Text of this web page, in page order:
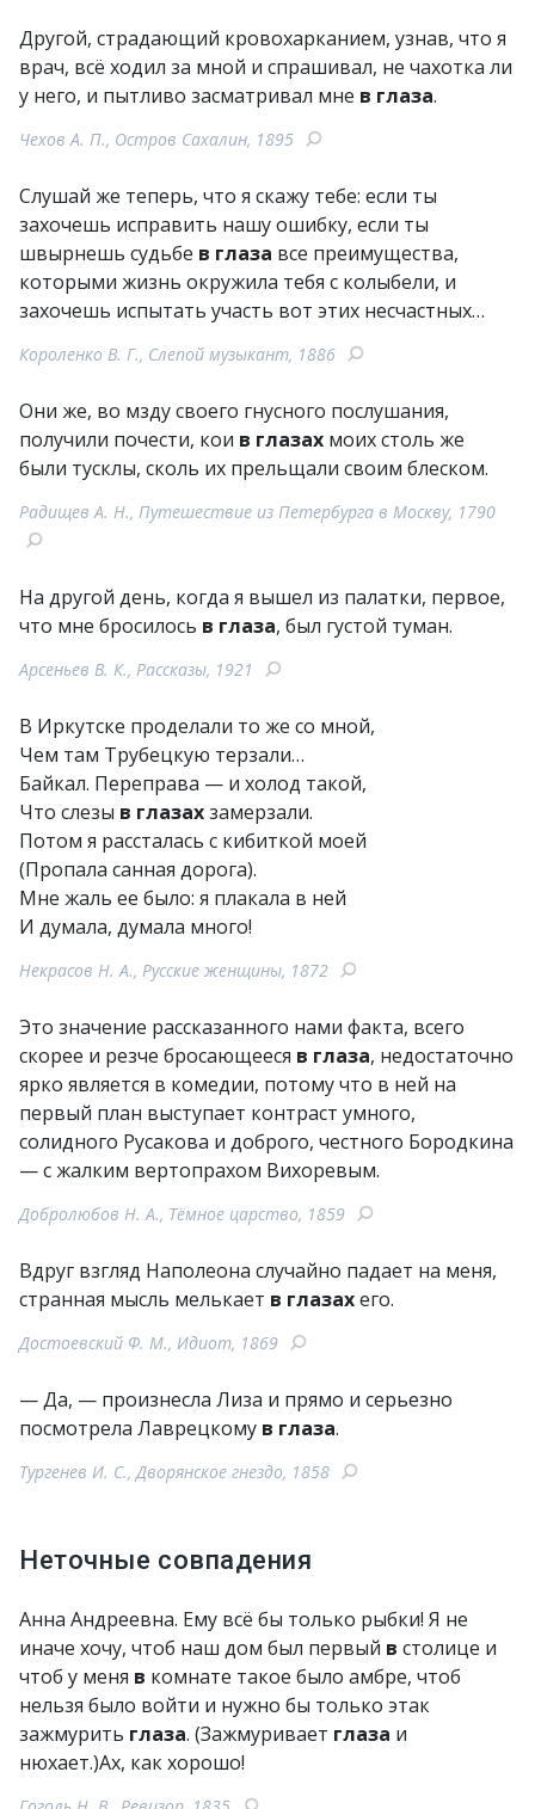
Другой, страдающий кровохарканием, узнав, что я
врач, всё ходил за мной и спрашивал, не чахотка ли
у него, и пытливо засматривал мне в глаза.
Чехов А. П., Остров Сахалин, 1895
Слушай же теперь, что я скажу тебе: если ты
захочешь исправить нашу ошибку, если ты
швырнешь судьбе в глаза все преимущества,
которыми жизнь окружила тебя с колыбели, и
захочешь испытать участь вот этих несчастных…
Короленко В. Г., Слепой музыкант, 1886
Они же, во мзду своего гнусного послушания,
получили почести, кои в глазах моих столь же
были тусклы, сколь их прельщали своим блеском.
Радищев А. Н., Путешествие из Петербурга в Москву, 1790
На другой день, когда я вышел из палатки, первое,
что мне бросилось в глаза, был густой туман.
Арсеньев В. К., Рассказы, 1921
В Иркутске проделали то же со мной,
Чем там Трубецкую терзали…
Байкал. Переправа — и холод такой,
Что слезы в глазахзамерзали.
Потом я рассталась с кибиткой моей
(Пропала санная дорога).
Мне жаль ее было: я плакала в ней
И думала, думала много!
Некрасов Н. А., Русские женщины, 1872
Это значение рассказанного нами факта, всего
скорее и резче бросающееся в глаза, недостаточно
ярко является в комедии, потому что в ней на
первый план выступает контраст умного,
солидного Русакова и доброго, честного Бородкина
— с жалким вертопрахом Вихоревым.
Добролюбов Н. А., Тёмное царство, 1859
Вдруг взгляд Наполеона случайно падает на меня,
странная мысль мелькает в глазахего.
Достоевский Ф. М., Идиот, 1869
— Да, — произнесла Лиза и прямо и серьезно
посмотрела Лаврецкому в глаза.
Тургенев И. С., Дворянское гнездо, 1858
Неточные совпадения
Анна Андреевна. Ему всё бы только рыбки! Я не
иначе хочу, чтоб наш дом был первый в столице и
чтоб у меня в комнате такое было амбре, чтоб
нельзя было войти и нужно бы только этак
зажмурить глаза. (Зажмуривает глаза и
нюхает.)Ах, как хорошо!